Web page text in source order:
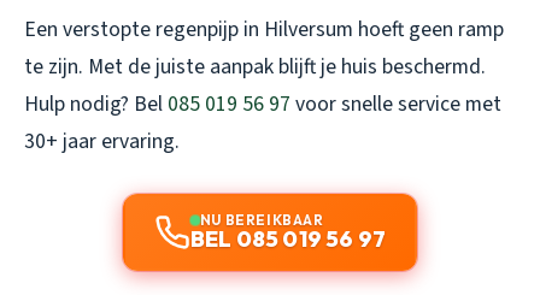
Een verstopte regenpijp in Hilversum hoeft geen ramp
te zijn. Met de juiste aanpak blijft je huis beschermd.
Hulp nodig? Bel 085 019 56 97 voor snelle service met
30+ jaar ervaring.
NU BEREIKBAAR
BEL 085 019 56 97